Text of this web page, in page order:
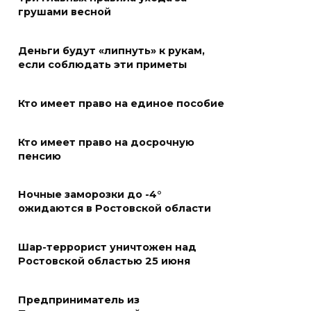
емкости на 1000 л
Десятки социальных
области за 5 лет воплотились
06 августа 2026 15:35
собрался на М-4 «Дон» под
06 августа 2026 15:20
современных подходах к
грушами весной
Деньги будут «липнуть» к рукам,
если соблюдать эти приметы
Кто имеет право на единое пособие
Кто имеет право на досрочную
пенсию
Ночные заморозки до -4°
ожидаются в Ростовской области
Шар-террорист уничтожен над
Ростовской областью 25 июня
Предприниматель из